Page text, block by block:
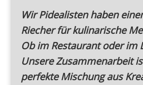
Wir Pidealisten haben
Riecher für kulinarische
Ob im Restaurant oder im
Unsere Zusammenarbeit
perfekte Mischung aus